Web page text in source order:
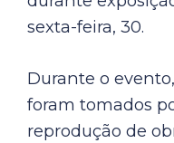
sexta-feira, 30.
Durante o
foram tomados
reprodução de